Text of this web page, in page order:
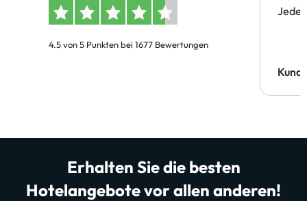
4.5 von 5 Punkten bei 1677 Bewertungen
Erhalten Sie die besten
Hotelangebote vor allen anderen!